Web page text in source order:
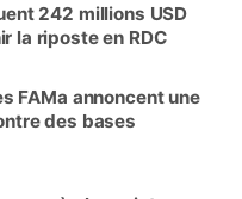
242 millions USD
la riposte en RDC
FAMa annoncent une
des bases